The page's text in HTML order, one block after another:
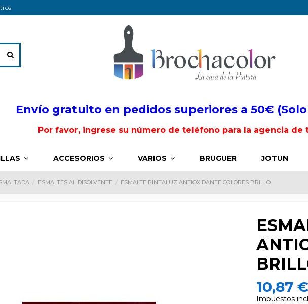
Envío gratuito en pedidos superiores a 50€
Por favor, ingrese su número de teléfono para la agencia de
ACCESORIOS VARIOS BRUGUER JOTUN
ESMALTES AL DISOLVENTE ESMALTE PINTALUZ ANTIOXIDANTE COLORES BRILLO
10,87 €
Impuestos